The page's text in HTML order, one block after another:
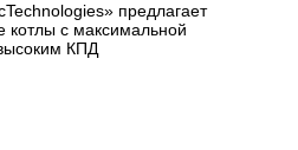
предлагает
котлы с максимальной
КПД